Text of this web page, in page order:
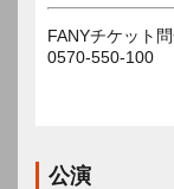
FANYチケット
0570-550-100
公演